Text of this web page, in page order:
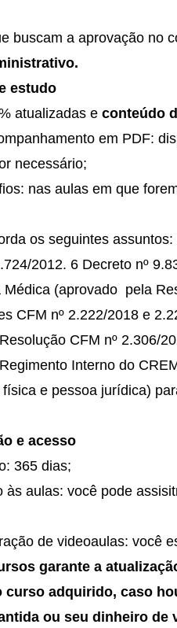
buscam a aprovação no
estudo
atualizadas e conteúdo
em PDF:
necessário;
nas aulas em que
os seguintes
2012. 6 Decreto nº
Médica (aprovado pela
CFM nº 2.222/2018 e
CFM nº 2.306/
Interno do
e pessoa jurídica)
e acesso
365 dias;
às aulas: você pode
de videoaulas: você
garante a
curso adquirido, caso
ou seu dinheiro de